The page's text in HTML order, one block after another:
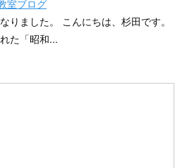
室ブログ
りました。 こんにちは、杉田です。
た「昭和...